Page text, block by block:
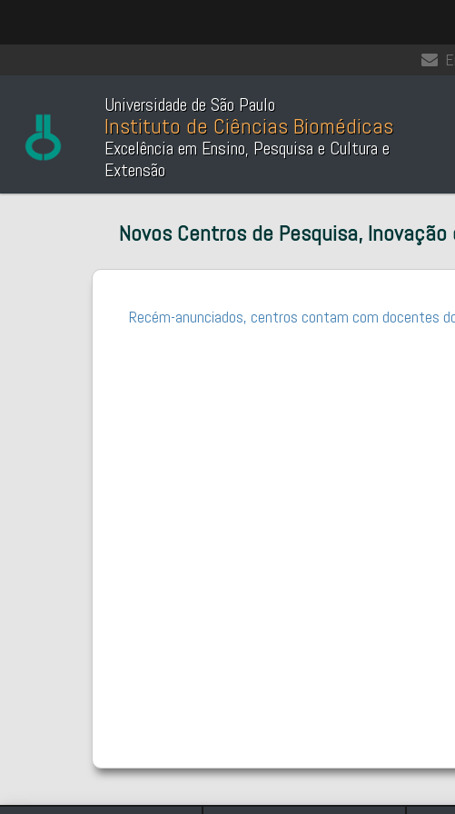
Universidade de São Paulo
Instituto de Ciências Biomédicas
Excelência em Ensino, Pesquisa e Cultura e
Extensão
Novos Centros de Pesquisa,
Recém-anunciados, centros contam com docentes